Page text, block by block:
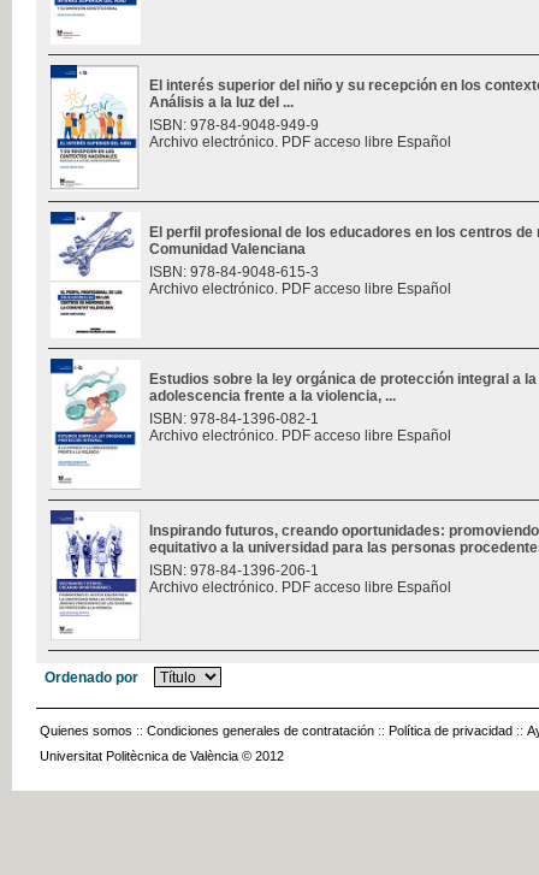
El interés superior del niño y su recepción en los
Análisis a la luz del ...
ISBN: 978-84-9048-949-9
Archivo electrónico. PDF acceso libre Español
El perfil profesional de los educadores en los centros de
Comunidad Valenciana
ISBN: 978-84-9048-615-3
Archivo electrónico. PDF acceso libre Español
Estudios sobre la ley orgánica de protección integral a
adolescencia frente a la violencia, ...
ISBN: 978-84-1396-082-1
Archivo electrónico. PDF acceso libre Español
Inspirando futuros, creando oportunidades:
equitativo a la universidad para las personas
ISBN: 978-84-1396-206-1
Archivo electrónico. PDF acceso libre Español
Ordenado por
Quienes somos :: Condiciones generales de contratación :: Política de privacidad ::
Universitat Politècnica de València © 2012